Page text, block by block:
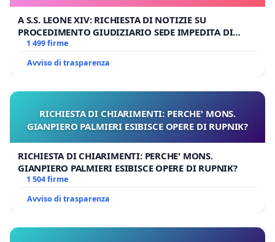
A S.S. LEONE XIV: RICHIESTA DI NOTIZIE SU
PROCEDIMENTO GIUDIZIARIO SEDE IMPEDITA DI
BENEDETTO XVI
1 499 firme
Avviso di trasparenza
RICHIESTA DI CHIARIMENTI: PERCHE' MONS.
GIANPIERO PALMIERI ESIBISCE OPERE DI RUPNIK?
RICHIESTA DI CHIARIMENTI: PERCHE' MONS.
GIANPIERO PALMIERI ESIBISCE OPERE DI RUPNIK?
1 504 firme
Avviso di trasparenza